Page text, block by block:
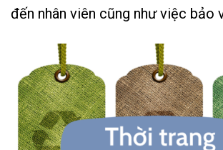
đến nhân viên cũng như việc bảo